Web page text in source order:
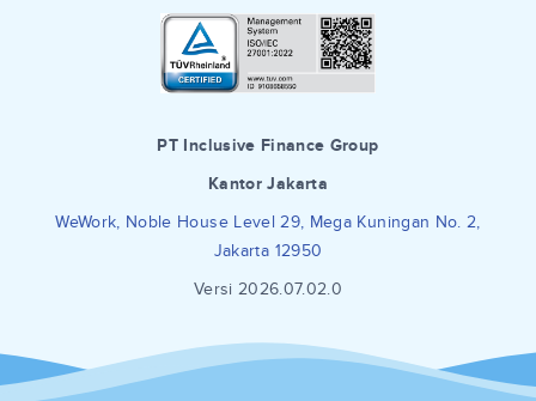
PT Inclusive Finance Group
Kantor Jakarta
WeWork, Noble House Level 29, Mega Kuningan No. 2,
Jakarta 12950
Versi 2026.07.02.0